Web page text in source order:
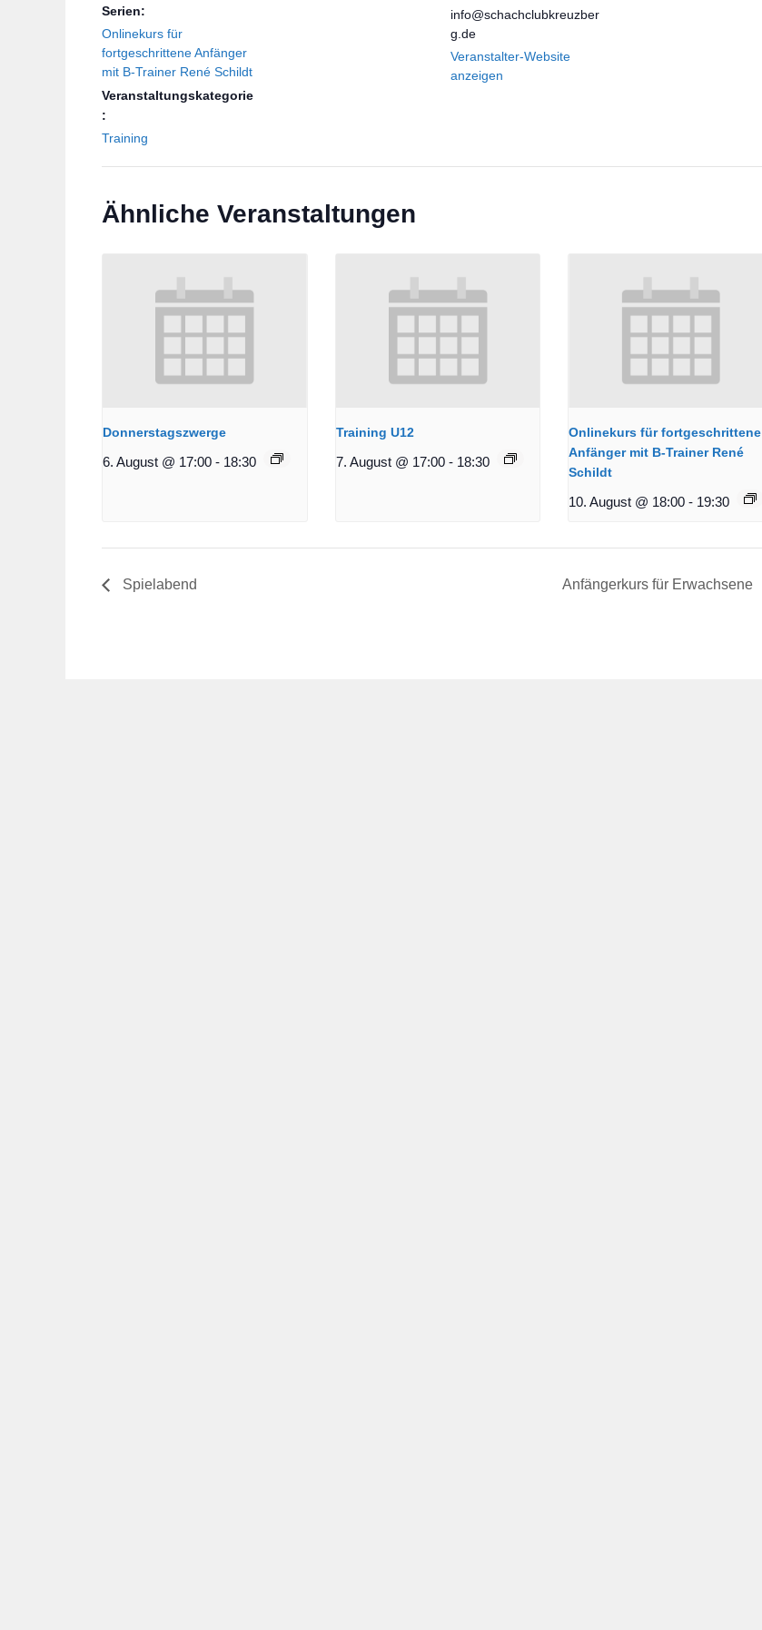
Serien:
Onlinekurs für
fortgeschrittene Anfänger
mit B-Trainer René Schildt
Veranstaltungskategorie
:
Training
info@schachclubkreuzber
g.de
Veranstalter-Website
anzeigen
Ähnliche Veranstaltungen
Donnerstagszwerge
6. August @ 17:00 - 18:30
Training U12
7. August @ 17:00 - 18:30
Onlinekurs für fortgeschrittene
Anfänger mit B-Trainer René
Schildt
10. August @ 18:00 - 19:30
Spielabend Anfängerkurs für Erwachsene